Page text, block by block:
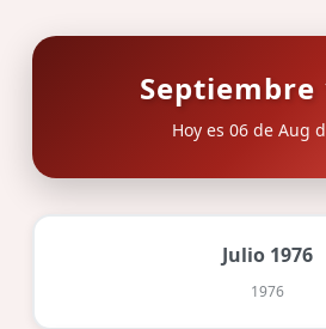
Septiembre
Hoy es 06 de Aug
Julio 1976
1976